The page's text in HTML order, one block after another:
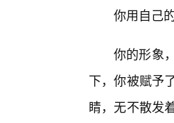
你用自己
你的形象
下，你被赋予
睛，无不散发